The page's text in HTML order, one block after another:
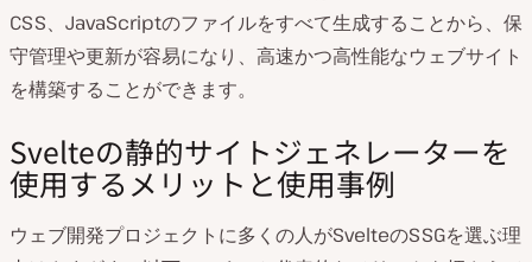
CSS、JavaScriptのファイルをすべて生成することから、保
守管理や更新が容易になり、高速かつ高性能なウェブサイト
を構築することができます。
Svelteの静的サイトジェネレーターを
使用するメリットと使用事例
ウェブ開発プロジェクトに多くの人がSvelteのSSGを選ぶ理